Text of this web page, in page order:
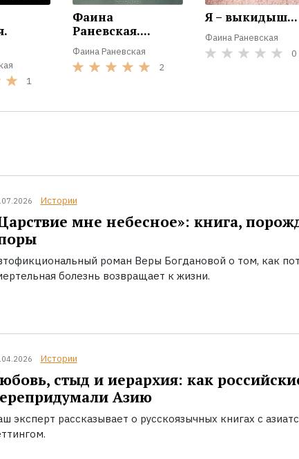
1
Фаина
Раневская....
Фаина Раневская
2
Я – выкидыш...
Фаина Раневская
0
Истории
мне небесное»: книга,
роман Веры Богдановой о том, как
болезнь возвращает к жизни.
Истории
стыд и иерархия: как
Азию
эксперт рассказывает о русскоязычных книгах с